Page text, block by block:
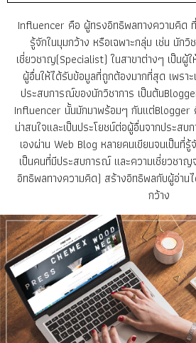
Influencer คือ ผู้ทรงอิทธิพลทางความคิด ที่
รู้จักในมุมกว้าง หรือเฉพาะกลุ่ม เช่น นักวิ
เชี่ยวชาญ(Specialist) ในสาขาต่างๆ เป็นผู้
ผู้อื่นให้ได้รับข้อมูลที่ถูกต้องมากที่สุด เพรา
ประสบการณ์ของนักวิชาการ เป็นต้น
Influencer นั้นมักมาพร้อมๆ กันแต่Blogger
น่าสนใจและเป็นประโยชน์ต่อผู้อื่นจากประส
เองผ่าน Web Blog หลายคนเขียนจนเป็นที่
เป็นคนที่มีประสบการณ์ และความเชี่ยวชา
อิทธิพลทางความคิด) สร้างอิทธิพลกับผู้อ่าน
กว้าง